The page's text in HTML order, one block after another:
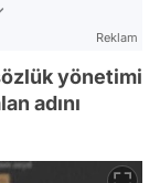
Reklam
yönetimi
adını